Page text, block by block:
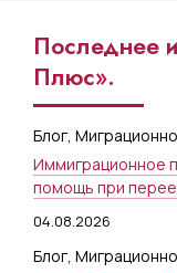
Последнее
Плюс».
Блог,
Иммиграционное
помощь при
04.08.2026
Блог,